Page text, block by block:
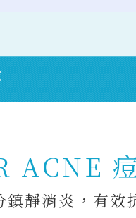
ACNE
鎮靜消炎，有效